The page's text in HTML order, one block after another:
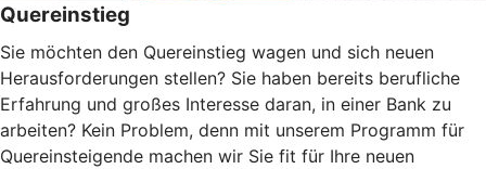
Quereinstieg
Sie möchten den Quereinstieg wagen und sich neuen
Herausforderungen stellen? Sie haben bereits berufliche
Erfahrung und großes Interesse daran, in einer Bank zu
arbeiten? Kein Problem, denn mit unserem Programm für
Quereinsteigende machen wir Sie fit für Ihre neuen